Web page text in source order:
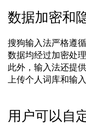
数据加密和
搜狗输入法严格遵
数据均经过加密处
此外，输入法还提
上传个人词库和输
用户可以自